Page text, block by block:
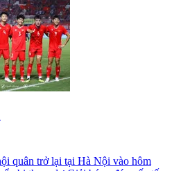
quân trở lại tại Hà Nội vào hôm